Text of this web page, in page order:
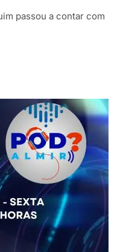
passou a contar com